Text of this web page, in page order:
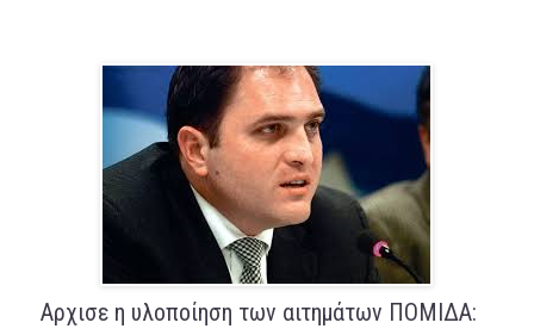
Αρχισε η υλοποίηση των αιτημάτων ΠΟΜΙΔΑ: